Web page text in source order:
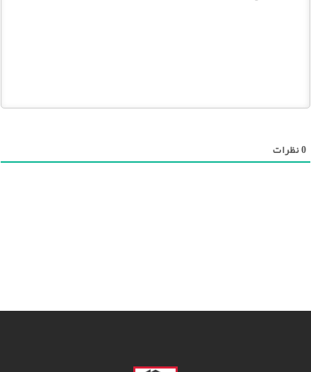
0نظرات